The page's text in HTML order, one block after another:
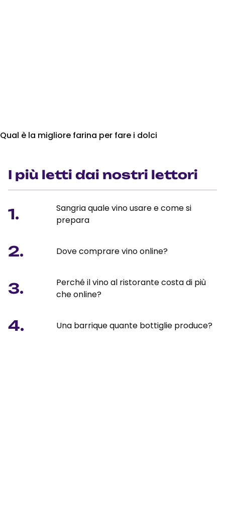
Qual è la migliore farina per fare i dolci
I più letti dai nostri lettori
1.
Sangria quale vino usare e come si
prepara
2. Dove comprare vino online?
3.
Perché il vino al ristorante costa di più
che online?
4. Una barrique quante bottiglie produce?